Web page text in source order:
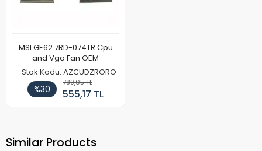
MSI GE62 7RD-074TR Cpu
and Vga Fan OEM
Stok Kodu: AZCUDZRORO
%30
789,05 TL
555,17 TL
Similar Products